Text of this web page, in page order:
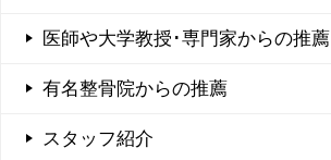
医師や大学教授･専門家からの推薦
有名整骨院からの推薦
スタッフ紹介